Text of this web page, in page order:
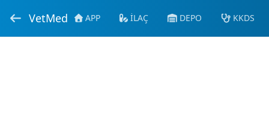
VetMed APP İLAÇ DEPO KKDS